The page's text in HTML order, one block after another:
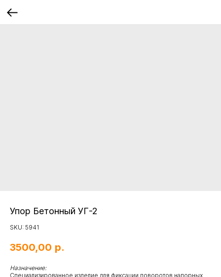
Упор Бетонный УГ-2
SKU: 5941
3500,00 р.
Назначение:
Специализированное изделие для фиксации поворотов напорных